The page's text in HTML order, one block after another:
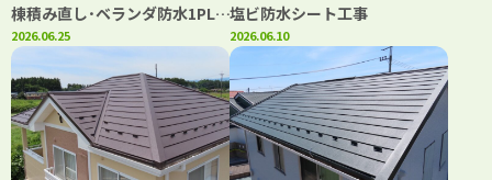
棟積み直し･ベランダ防水1PLY
工法
2026.06.25
塩ビ防水シート工事
2026.06.10